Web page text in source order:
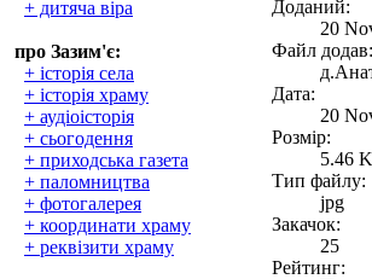
+ дитяча віра
про Зазим'є:
+ історія села
+ історія храму
+ аудіоісторія
+ сьогодення
+ приходська газета
+ паломництва
+ фотогалерея
+ координати храму
+ реквізити храму
Доданий:
20
Файл додав:
Дата:
20
Розмір:
5.46
Тип файлу:
jpg
Закачок:
25
Рейтинг: